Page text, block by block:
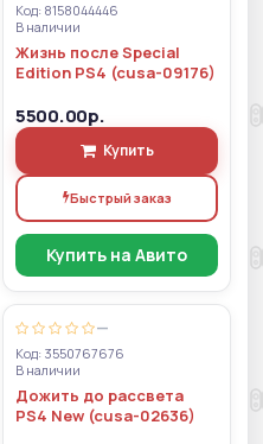
Код: 8158044446
В наличии
Жизнь после Special
Edition PS4 (cusa-09176)
5500.00р.
Купить
Быстрый заказ
Купить на Авито
—
Код: 3550767676
В наличии
Дожить до рассвета
PS4 New (cusa-02636)